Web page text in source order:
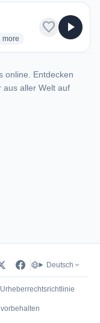
more genres for Radio Cabrio
more
favorite play_arrow
online. Entdecken
aus aller Welt auf
Deutsch
Urheberrechtsrichtlinie
in neuem Tab)